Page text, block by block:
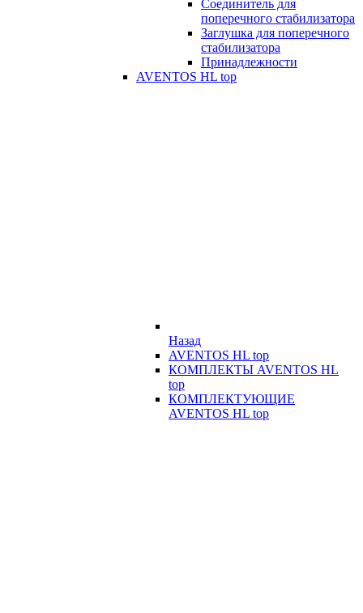
Соединитель для
поперечного стабилизатора
Заглушка для поперечного
стабилизатора
Принадлежности
AVENTOS HL top
Назад
AVENTOS HL top
КОМПЛЕКТЫ AVENTOS HL
top
КОМПЛЕКТУЮЩИЕ
AVENTOS HL top